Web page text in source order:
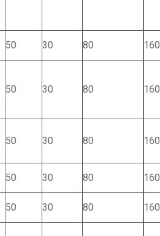
50 30 80
160
50 30 80 160
50 30 80 160
50 30 80
160
50 30 80
160